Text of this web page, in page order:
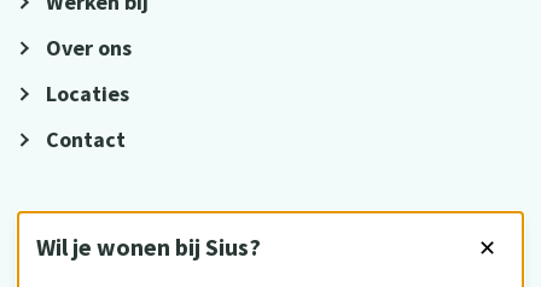
Wil je wonen bij Sius? ✕
Over ons
Locaties
Contact